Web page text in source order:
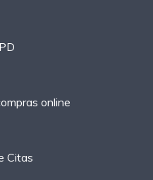
online
Citas